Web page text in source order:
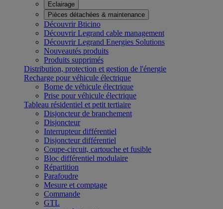
Eclairage
Pièces détachées & maintenance
Découvrir Bticino
Découvrir Legrand cable management
Découvrir Legrand Energies Solutions
Nouveautés produits
Produits supprimés
Distribution, protection et gestion de l'énergie
Recharge pour véhicule électrique
Borne de véhicule électrique
Prise pour véhicule électrique
Tableau résidentiel et petit tertiaire
Disjoncteur de branchement
Disjoncteur
Interrupteur différentiel
Disjoncteur différentiel
Coupe-circuit, cartouche et fusible
Bloc différentiel modulaire
Répartition
Parafoudre
Mesure et comptage
Commande
GTL